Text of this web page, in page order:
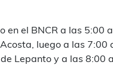
en el BNCR a las 5:00
luego a las
Lepanto y a las 8:00